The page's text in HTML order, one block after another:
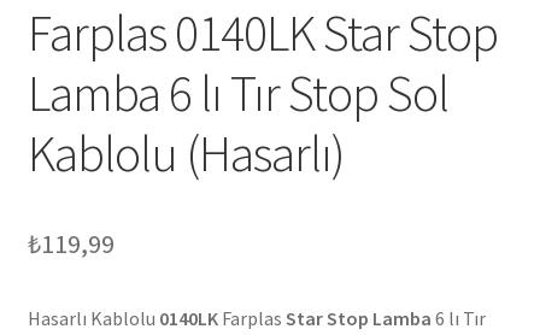
Farplas 0140LK Star Stop
Lamba 6 lı Tır Stop Sol
Kablolu (Hasarlı)
₺119,99
Hasarlı Kablolu 0140LKFarplas Star Stop Lamba 6 lı Tır